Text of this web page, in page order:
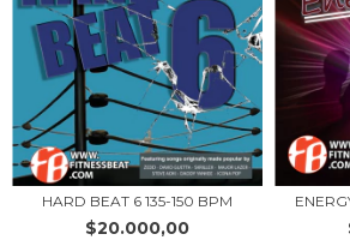
HARD BEAT 6 135-150 BPM
$20.000,00